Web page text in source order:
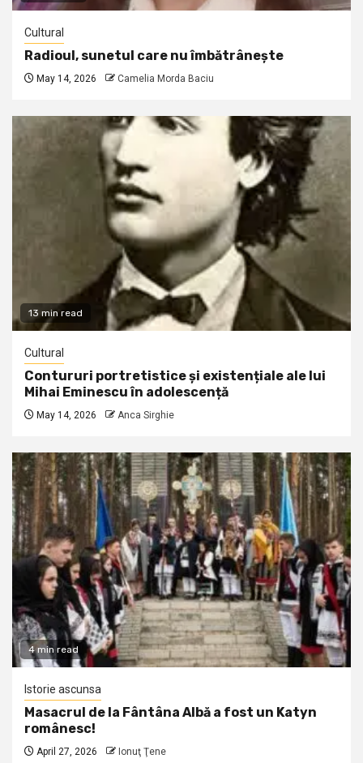
Cultural
Radioul, sunetul care nu îmbătrânește
May 14, 2026 Camelia Morda Baciu
13 min read
Cultural
Contururi portretistice și existențiale ale lui
Mihai Eminescu în adolescență
May 14, 2026 Anca Sirghie
4 min read
Istorie ascunsa
Masacrul de la Fântâna Albă a fost un Katyn
românesc!
April 27, 2026 Ionuţ Ţene